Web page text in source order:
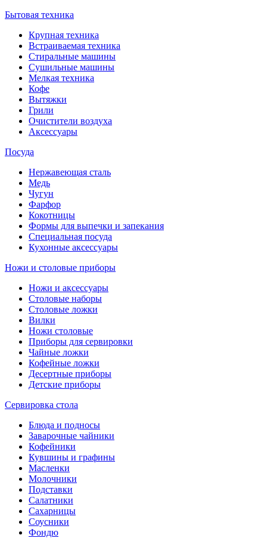
Бытовая техника
Крупная техника
Встраиваемая техника
Стиральные машины
Сушильные машины
Мелкая техника
Кофе
Вытяжки
Грили
Очистители воздуха
Аксессуары
Посуда
Нержавеющая сталь
Медь
Чугун
Фарфор
Кокотницы
Формы для выпечки и запекания
Специальная посуда
Кухонные аксессуары
Ножи и столовые приборы
Ножи и аксессуары
Столовые наборы
Столовые ложки
Вилки
Ножи столовые
Приборы для сервировки
Чайные ложки
Кофейные ложки
Десертные приборы
Детские приборы
Сервировка стола
Блюда и подносы
Заварочные чайники
Кофейники
Кувшины и графины
Масленки
Молочники
Подставки
Салатники
Сахарницы
Соусники
Фондю